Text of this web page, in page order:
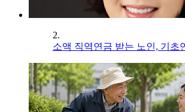
2.
소액 직역연금 받는 노인, 기초